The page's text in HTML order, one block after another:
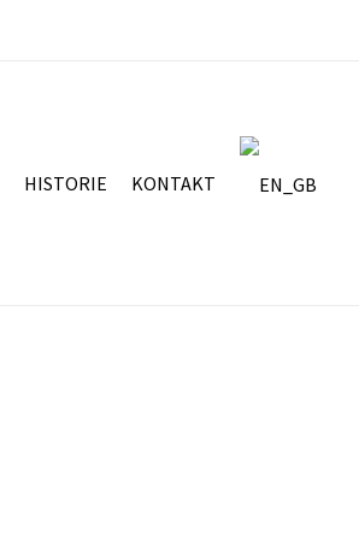
HISTORIE KONTAKT